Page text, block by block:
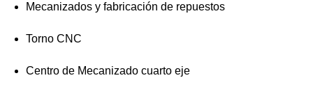
Mecanizados y fabricación de repuestos
Torno CNC
Centro de Mecanizado cuarto eje